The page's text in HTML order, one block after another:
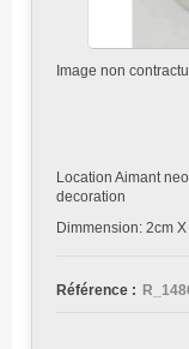
Image non
Location Aimant
decoration
Dimmension: 2cm
Référence :